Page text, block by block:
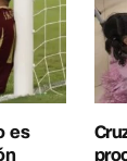
es